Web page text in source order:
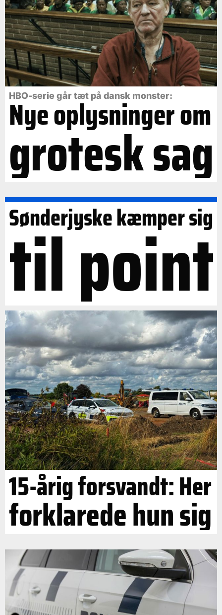
HBO-serie går tæt på dansk monster:
Nye oplysninger om
grotesk sag
Sønderjyske kæmper sig
til point
15-årig forsvandt: Her
forklarede hun sig